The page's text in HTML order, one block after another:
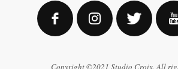
Copyright ©2021 Studio Croix. All